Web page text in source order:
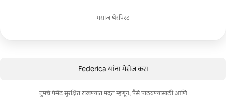
मसाज थेरपिस्ट
Federica यांना मेसेज करा
तुमचे पेमेंट सुरक्षित राखण्यात मदत म्हणून, पैसे पाठवण्यासाठी आणि